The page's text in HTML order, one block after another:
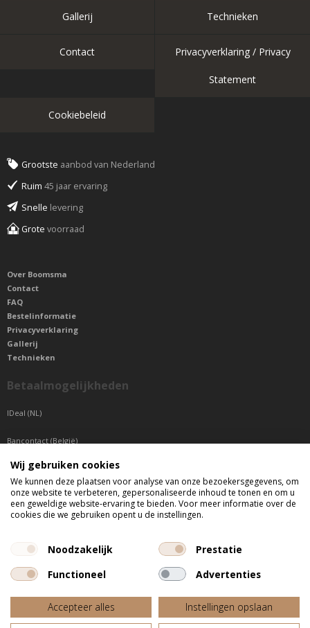
Gallerij Technieken
Contact Privacyverklaring / Privacy
Statement
Cookiebeleid
Grootste aanbod van Nederland
Ruim 45 jaar ervaring
Snelle levering
Grote voorraad
Over Boomsma
Contact
FAQ
Bestelinformatie
Privacyverklaring
Gallerij
Technieken
Betaalmogelijkheden
IDeal (NL)
Bancontact (België)
Sepa betaling (Overige landen)
Telefonisch bereikbaar
Website door
Fastware
Wij gebruiken cookies
We kunnen deze plaatsen voor analyse van onze bezoekersgegevens, om
onze website te verbeteren, gepersonaliseerde inhoud te tonen en om u
een geweldige website-ervaring te bieden. Voor meer informatie over de
cookies die we gebruiken opent u de instellingen.
Noodzakelijk
Prestatie
Functioneel
Advertenties
Accepteer alles
Instellingen opslaan